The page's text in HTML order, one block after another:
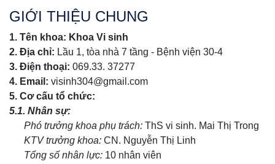
GIỚI THIỆU CHUNG
1. Tên khoa: Khoa Vi sinh
2. Địa chỉ: Lầu 1, tòa nhà 7 tầng - Bệnh viện 30-4
3. Điện thoại: 069.33. 37277
4. Email: visinh304@gmail.com
5. Cơ cấu tổ chức:
5.1. Nhân sự:
Phó trưởng khoa phụ trách: ThS vi sinh. Mai Thị Trong
KTV trưởng khoa: CN. Nguyễn Thị Linh
Tổng số nhân lực: 10 nhân viên